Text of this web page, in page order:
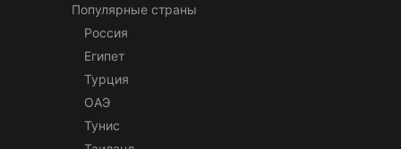
Популярные страны
Россия
Египет
Турция
ОАЭ
Тунис